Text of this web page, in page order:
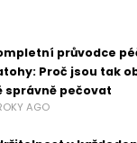
průvodce
Proč jsou tak
správně pečovat
AGO